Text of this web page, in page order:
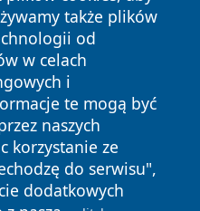
także plików
od
w celach
i
te mogą być
naszych
korzystanie ze
do serwisu",
dodatkowych
Wszystkie prawa